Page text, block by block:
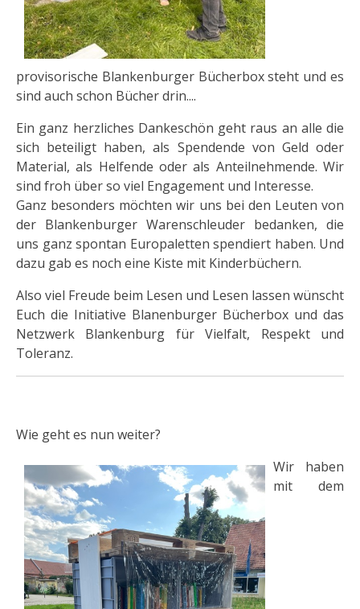
provisorische Blankenburger Bücherbox steht und es
sind auch schon Bücher drin....
Ein ganz herzliches Dankeschön geht raus an alle die
sich beteiligt haben, als Spendende von Geld oder
Material, als Helfende oder als Anteilnehmende. Wir
sind froh über so viel Engagement und Interesse.
Ganz besonders möchten wir uns bei den Leuten von
der Blankenburger Warenschleuder bedanken, die
uns ganz spontan Europaletten spendiert haben. Und
dazu gab es noch eine Kiste mit Kinderbüchern.
Also viel Freude beim Lesen und Lesen lassen wünscht
Euch die Initiative Blanenburger Bücherbox und das
Netzwerk Blankenburg für Vielfalt, Respekt und
Toleranz.
Wie geht es nun weiter?
Wir haben
mit dem